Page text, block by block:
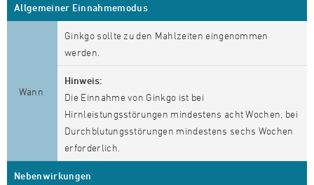
Allgemeiner Einnahmemodus
Wann
Ginkgo sollte zu den Mahlzeiten eingenommen
werden.
Hinweis:
Die Einnahme von Ginkgo ist bei
Hirnleistungsstörungen mindestens acht Wochen, bei
Durchblutungsstörungen mindestens sechs Wochen
erforderlich.
Nebenwirkungen